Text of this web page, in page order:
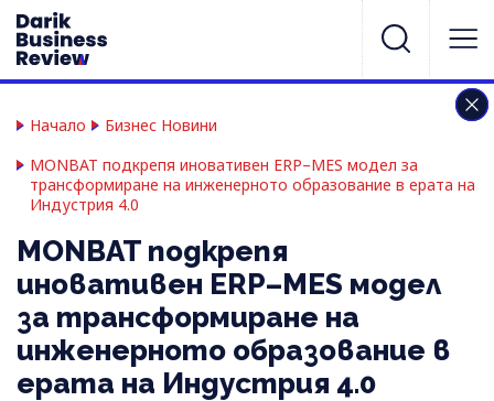
Начало
Бизнес Новини
MONBAT подкрепя иновативен ERP–MES модел за
трансформиране на инженерното образование в ерата на
Индустрия 4.0
MONBAT подкрепя
иновативен ERP–MES модел
за трансформиране на
инженерното образование в
ерата на Индустрия 4.0